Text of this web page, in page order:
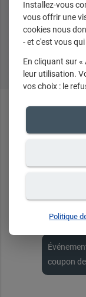
En ce
coupon
Installez-vous
vous offrir une
cookies nous
- et c'est vous
En cliquant sur «
leur utilisation.
vos choix : le
Politique